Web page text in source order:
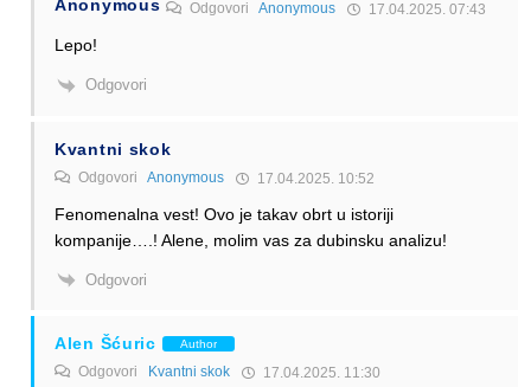
Anonymous OdgovoriAnonymous 17.04.2025. 07:43
Lepo!
Odgovori
Kvantni skok
Odgovori Anonymous 17.04.2025. 10:52
Fenomenalna vest! Ovo je takav obrt u istoriji
kompanije….! Alene, molim vas za dubinsku analizu!
Odgovori
Alen Šćuric Author
Odgovori Kvantni skok 17.04.2025. 11:30